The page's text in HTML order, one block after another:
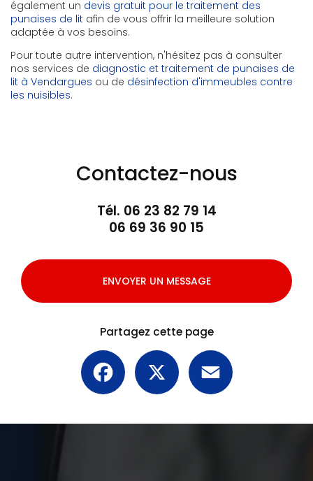
également un devis gratuit pour le traitement des
punaises de lit afin de vous offrir la meilleure solution
adaptée à vos besoins.
Pour toute autre intervention, n'hésitez pas à consulter
nos services de diagnostic et traitement de punaises de
lit à Vendargues ou de désinfection d'immeubles contre
les nuisibles.
Contactez-nous
Tél. 06 23 82 79 14
06 69 36 90 15
ENVOYER UN MESSAGE
Partagez cette page
Facebook